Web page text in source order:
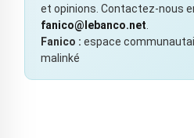
et opinions. Contactez-nous
fanico@lebanco.net
Fanico : espace
malinké